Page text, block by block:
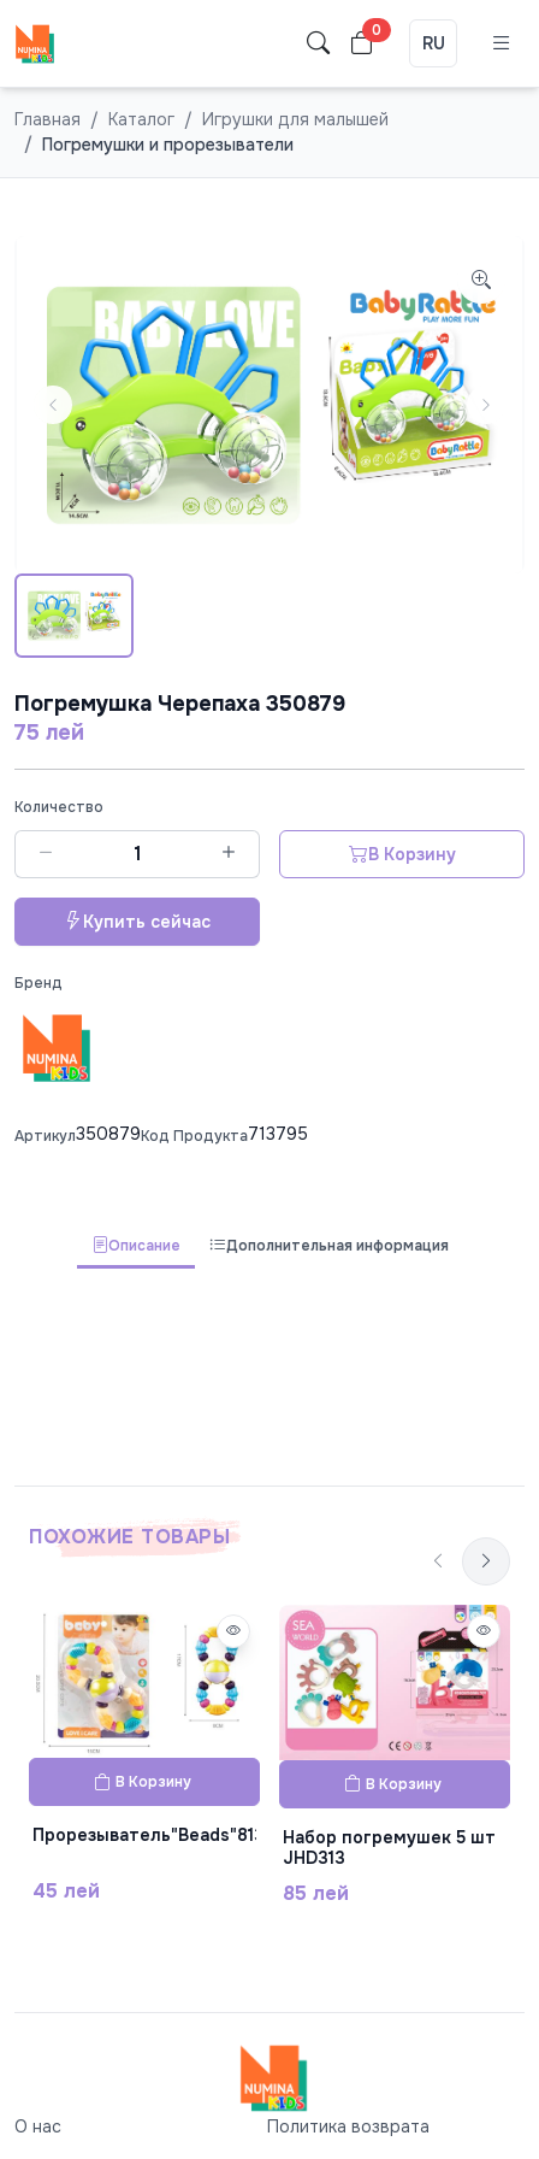
0
RU
Главная Каталог
Игрушки для малышей
Погремушки и прорезыватели
Погремушка Черепаха 350879
75 лей
Количество
В Корзину
Купить сейчас
Бренд
Артикул350879Код Продукта713795
Описание Дополнительная информация
ПОХОЖИЕ ТОВАРЫ
В Корзину
Прорезыватель"Beads"8131
45 лей
В Корзину
Набор погремушек 5 шт
JHD313
85 лей
О нас
Политика возврата